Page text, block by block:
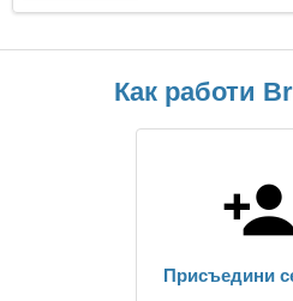
Как работи
Присъедини